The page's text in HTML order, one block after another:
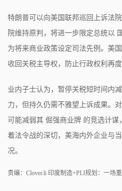
特朗普可以向美国联邦巡回上诉法
院维持原判，将进一步限定总统以
为将来商业政策设定司法先例。美
收回关税主导权，防止行政权利再度
业内子士认为，暂停关税短时间内
力，但持久仍需不雅望上诉成果。
可能减弱其 倔强商业牌 的竞选计
着法令战的深切，美海内外企业与
况。
责编：Clover.li 印度制造+PLI规划：一场